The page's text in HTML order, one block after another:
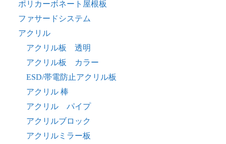
ポリカーボネート屋根板
ファサードシステム
アクリル
アクリル板 透明
アクリル板 カラー
ESD/帯電防止アクリル板
アクリル 棒
アクリル パイプ
アクリルブロック
アクリルミラー板